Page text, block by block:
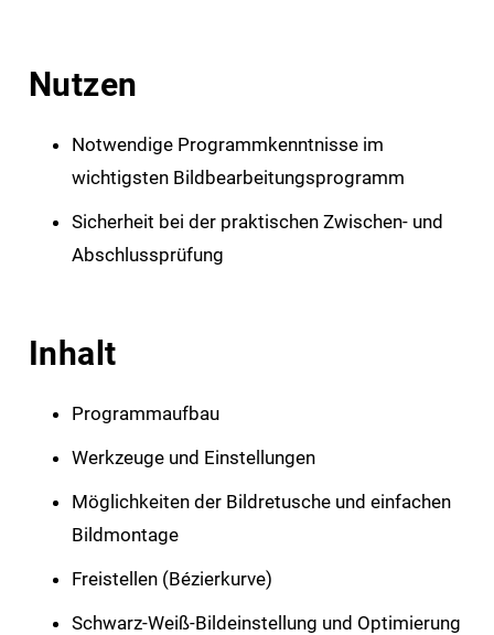
Nutzen
Notwendige Programmkenntnisse im
wichtigsten Bildbearbeitungsprogramm
Sicherheit bei der praktischen Zwischen- und
Abschlussprüfung
Inhalt
Programmaufbau
Werkzeuge und Einstellungen
Möglichkeiten der Bildretusche und einfachen
Bildmontage
Freistellen (Bézierkurve)
Schwarz-Weiß-Bildeinstellung und Optimierung